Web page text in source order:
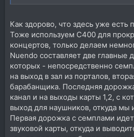
ли подключить и пользовать на
имел с подобной коммутацией,
минусы, подводные камни?
Как здорово, что здесь уже есть
Тоже используем C400 для
концертов, только делаем
Nuendo составляет две главные
которых - непосредственно
на выход в зал из порталов,
барабанщика. Последняя
канал и на выходы карты 1,2, с
выход для наушников, откуда
Первая дорожка с семплами
звуковой карты, откуда и